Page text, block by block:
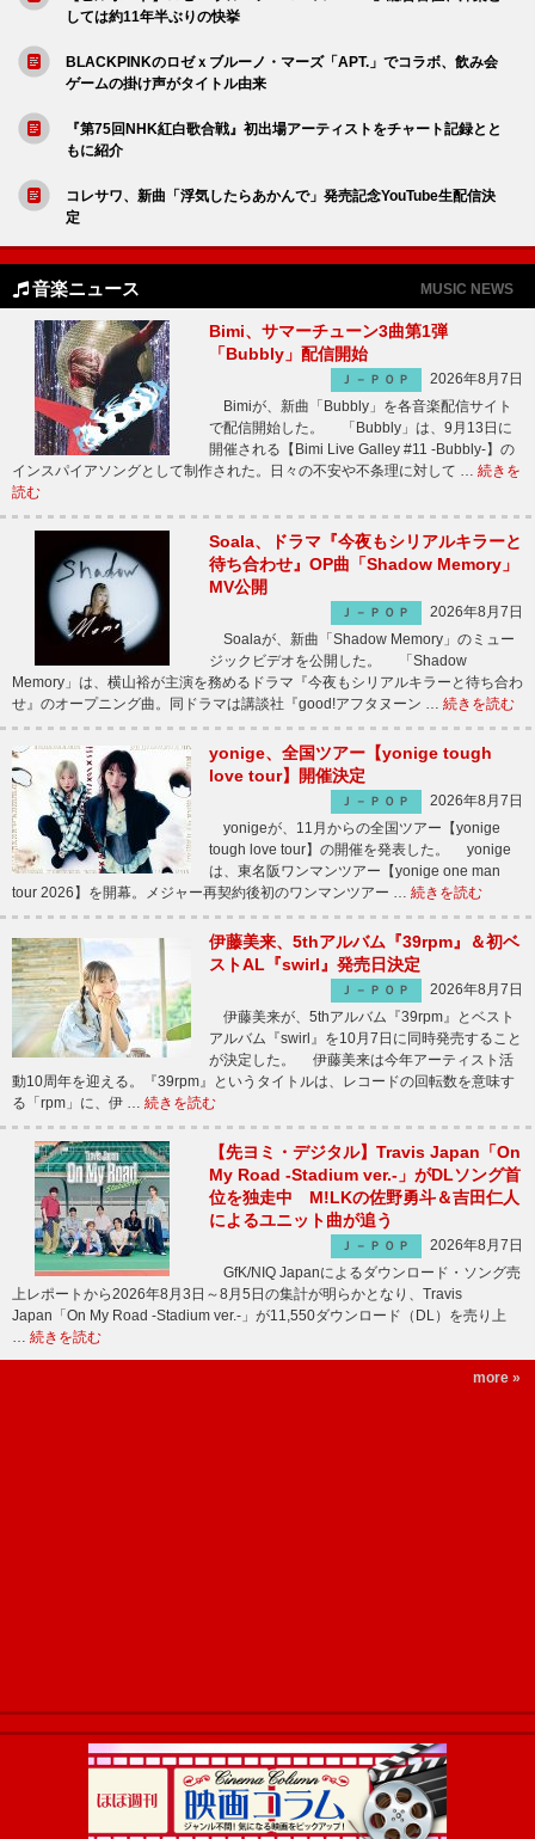
しては約11年半ぶりの快挙
BLACKPINKのロゼｘブルーノ・マーズ「APT.」でコラボ、飲み会
ゲームの掛け声がタイトル由来
『第75回NHK紅白歌合戦』初出場アーティストをチャート記録とと
もに紹介
コレサワ、新曲「浮気したらあかんで」発売記念YouTube生配信決
定
音楽ニュース MUSIC NEWS
Bimi、サマーチューン3曲第1弾
「Bubbly」配信開始
Ｊ－ＰＯＰ
2026年8月7日
Bimiが、新曲「Bubbly」を各音楽配信サイト
で配信開始した。 「Bubbly」は、9月13日に
開催される【Bimi Live Galley #11 -Bubbly-】の
インスパイアソングとして制作された。日々の不安や不条理に対して … 続きを
読む
Soala、ドラマ『今夜もシリアルキラーと
待ち合わせ』OP曲「Shadow Memory」
MV公開
Ｊ－ＰＯＰ
2026年8月7日
Soalaが、新曲「Shadow Memory」のミュー
ジックビデオを公開した。 「Shadow
Memory」は、横山裕が主演を務めるドラマ『今夜もシリアルキラーと待ち合わ
せ』のオープニング曲。同ドラマは講談社『good!アフタヌーン … 続きを読む
yonige、全国ツアー【yonige tough
love tour】開催決定
Ｊ－ＰＯＰ
2026年8月7日
yonigeが、11月からの全国ツアー【yonige
tough love tour】の開催を発表した。 yonige
は、東名阪ワンマンツアー【yonige one man
tour 2026】を開幕。メジャー再契約後初のワンマンツアー … 続きを読む
伊藤美来、5thアルバム『39rpm』＆初ベ
ストAL『swirl』発売日決定
Ｊ－ＰＯＰ
2026年8月7日
伊藤美来が、5thアルバム『39rpm』とベスト
アルバム『swirl』を10月7日に同時発売すること
が決定した。 伊藤美来は今年アーティスト活
動10周年を迎える。『39rpm』というタイトルは、レコードの回転数を意味す
る「rpm」に、伊 … 続きを読む
【先ヨミ・デジタル】Travis Japan「On
My Road -Stadium ver.-」がDLソング首
位を独走中 M!LKの佐野勇斗＆吉田仁人
によるユニット曲が追う
Ｊ－ＰＯＰ
2026年8月7日
GfK/NIQ Japanによるダウンロード・ソング売
上レポートから2026年8月3日～8月5日の集計が明らかとなり、Travis
Japan「On My Road -Stadium ver.-」が11,550ダウンロード（DL）を売り上
… 続きを読む
more »